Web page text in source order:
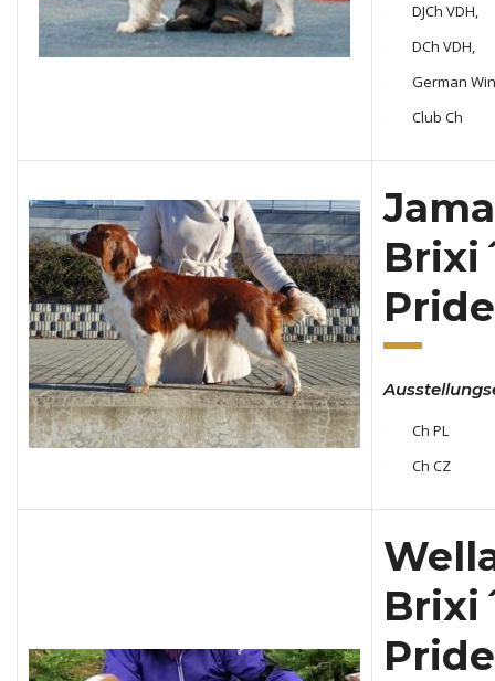
DJCh VDH,
DCh VDH,
German
Club Ch
Pride
Ch PL
Ch CZ
Pride